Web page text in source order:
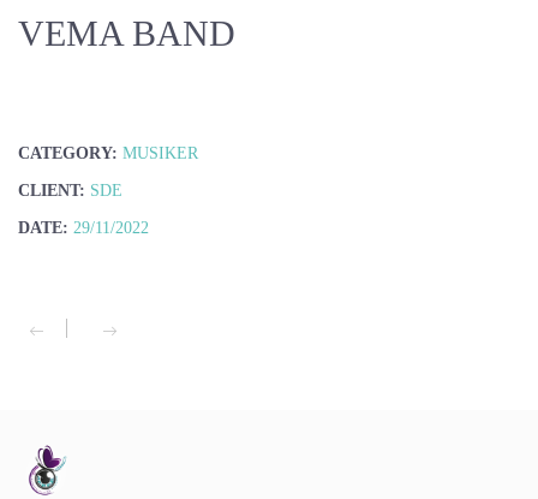
VEMA BAND
CATEGORY: MUSIKER
CLIENT: SDE
DATE: 29/11/2022